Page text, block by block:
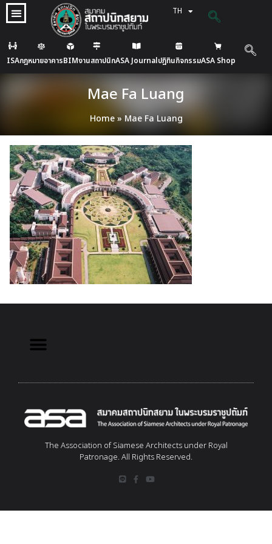
TH
EN
ISAกฎหมายอาคารBIMงานสถาปนิกASA JournalปฎิทินกิจกรรมASA Shop
Mae Fa Luang
Home» Mae Fa Luang
The Association of Siamese Architects under Royal
Patronage. All Rights Reserved.